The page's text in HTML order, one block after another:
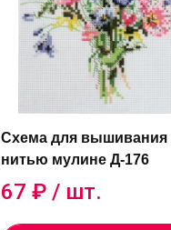
Схема для вышивания
нитью мулине Д-176
67 ₽ / шт.